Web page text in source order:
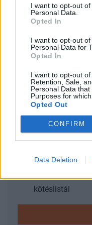
I want to opt-out
Personal Data.
Opted In
I want to opt-out
Personal Data for
Opted In
I want to opt-out of
Retention, Sale,
Personal Data
Purposes for
Opted Out
CONFIRM
Data Deletion
meg, különösen
szektornak nyújtanak
marzsolja meg, de
ezen kívül hiteleznek
KEDVES
A keresett cikk a
tartozik, melynek
regisztrációhoz
Portfolio.hu
Kötéslisták:
kötéslistái